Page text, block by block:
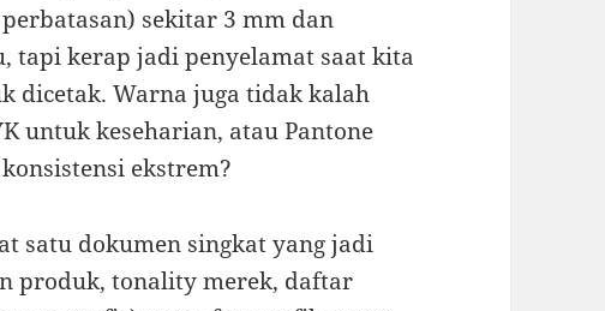
sekitar 3 mm dan
tapi kerap jadi penyelamat saat kita
dicetak. Warna juga tidak kalah
untuk keseharian, atau Pantone
ekstrem?
satu dokumen singkat yang jadi
produk, tonality merek, daftar